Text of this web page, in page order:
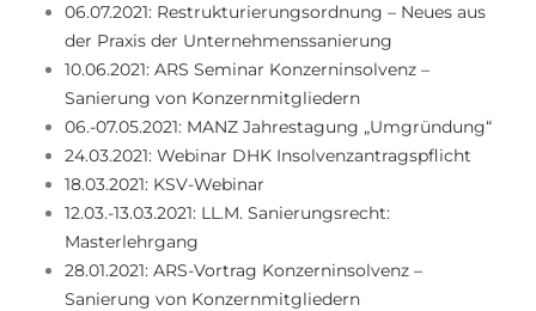
06.07.2021: Restrukturierungsordnung – Neues aus
der Praxis der Unternehmenssanierung
10.06.2021: ARS Seminar Konzerninsolvenz –
Sanierung von Konzernmitgliedern
06.-07.05.2021: MANZ Jahrestagung „Umgründung“
24.03.2021: Webinar DHK Insolvenzantragspflicht
18.03.2021: KSV-Webinar
12.03.-13.03.2021: LL.M. Sanierungsrecht:
Masterlehrgang
28.01.2021: ARS-Vortrag Konzerninsolvenz –
Sanierung von Konzernmitgliedern